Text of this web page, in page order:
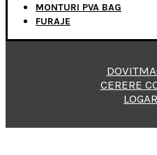
MONTURI PVA BAG
FURAJE
CERERE